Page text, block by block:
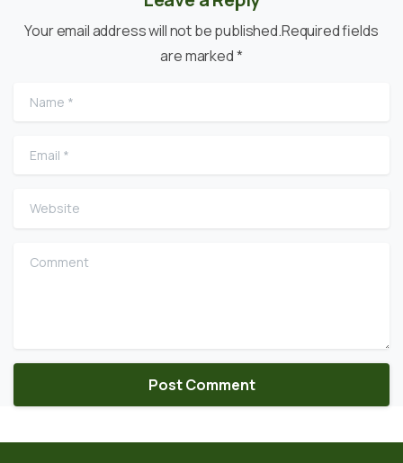
Your email address will not be published.Required fields
are marked *
Name
Email
Website
Comment